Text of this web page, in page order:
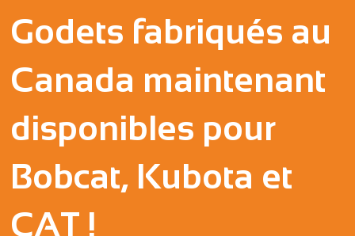
Godets fabriqués au
Canada maintenant
disponibles pour
Bobcat, Kubota et
CAT !